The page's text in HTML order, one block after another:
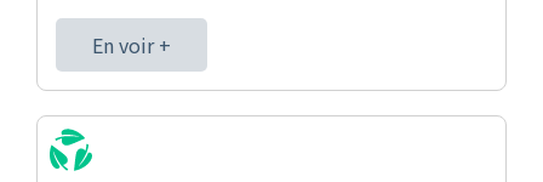
En voir +